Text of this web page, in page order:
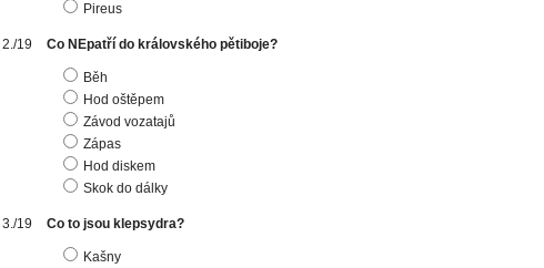
Pireus
Co NEpatří do královského pětiboje?
Běh
Hod oštěpem
Závod vozatajů
Zápas
Hod diskem
Skok do dálky
Co to jsou klepsydra?
Kašny